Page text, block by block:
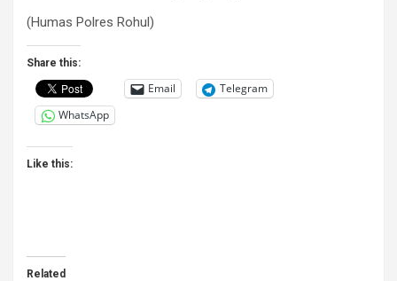
(Humas Polres Rohul)
Share this:
Email
Telegram
WhatsApp
Like this:
Related